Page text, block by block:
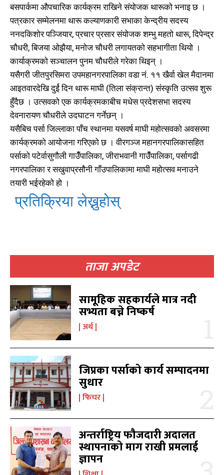
उज्यालो एफएम सुन्नुहोस
काबिल-खबर टिभी
समाचार
मधेश 215
राजनीति
उज्यालो एफएम सुन्नुहोस
काबिल-खबर टिभी
समाचार
मधेश 215
राजनीति
ताजा अपडेट
सामूहिक सहकार्यले मात्र नदी
सभ्यता बच्ने निष्कर्ष
अर्थ
जिप्रका पर्साको कार्य सम्पादनमा
सुधार
फिचर
अन्तर्राष्ट्रिय फौजदारी अदालत
स्थापनाको माग राखी प्रमलाई
ज्ञापन
बसपार्कमा औपचारिक कार्यक्रम राखिने संयोजक थारूको भनाइ छ ।
पत्रकार सम्मेलनमा थारू कल्याणकारी सभाका केन्द्रीय सदस्य
ननदकिशोर पञ्जियार, प्रचार प्रसार संयोजक शम्भु महतो थारू, दिपेन्द्र
चौधरी, बिजया ओझैया, मनोज चौधरी लगायतको सहभागीता थियो ।
कार्याक्रमको सञ्चालन पुनम चौधरीले गरेका थिइन् ।
यसैगरी जीतपुरसिमरा उपमहानगरपालिका वडा नं. ११ खैर्वा खेल मैदानमा
आइतवारदेखि दुर्ई दिन थारू माघी (तिला संक्रान्त) संस्कृति उत्सव शुरू
हुँदैछ । उत्सवको एक कार्यक्रमकाबीच मधेस प्रदेशसभा सदस्य
देवनारायण चौधरीले उदघाटन गर्नेछन् ।
यसैबिच पर्सा जिल्लाका पाँच स्थानमा यसवर्ष माघी महोत्सवको अवसरमा
कार्यक्रमको आयोजना गरिएको छ । वीरगञ्ज महानगरपालिकासहित
पर्साको पटेर्वासुगौली गाउँँपालिका, जीराभवानी गाउँँपालिका, पर्सागढी
नगरपालिका र सखुवाप्रसौनी गाँउपालिकामा माघी महोत्सव मनाउने
तयारी भईरहेको हो ।
प्रतिक्रिया लेख्नुहोस्